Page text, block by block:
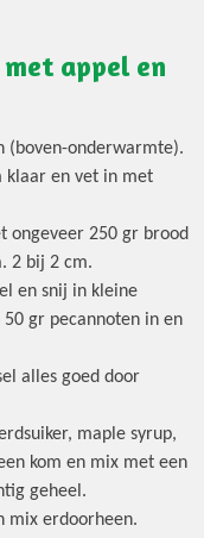
appel en
(boven-onderwarmte).
klaar en vet in met
ongeveer 250 gr brood
2 bij 2 cm.
en snij in kleine
gr pecannoten in en
alles goed door
maple syrup,
kom en mix met een
geheel.
mix erdoorheen.